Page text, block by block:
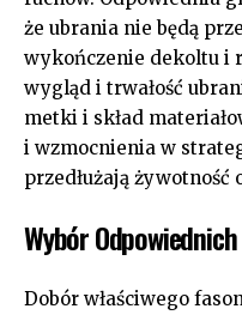
że ubrania nie będą
wykończenie dekoltu i
wygląd i trwałość
metki i skład
i wzmocnienia w
przedłużają żywotność
Wybór
Dobór właściwego